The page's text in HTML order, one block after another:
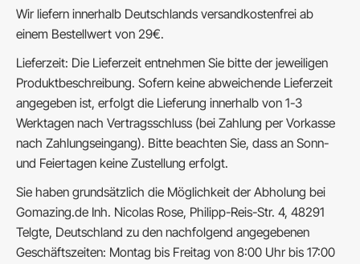
Wir liefern innerhalb Deutschlands versandkostenfrei ab
einem Bestellwert von 29€.
Lieferzeit: Die Lieferzeit entnehmen Sie bitte der jeweiligen
Produktbeschreibung. Sofern keine abweichende Lieferzeit
angegeben ist, erfolgt die Lieferung innerhalb von 1-3
Werktagen nach Vertragsschluss (bei Zahlung per Vorkasse
nach Zahlungseingang). Bitte beachten Sie, dass an Sonn-
und Feiertagen keine Zustellung erfolgt.
Sie haben grundsätzlich die Möglichkeit der Abholung bei
Gomazing.de Inh. Nicolas Rose, Philipp-Reis-Str. 4, 48291
Telgte, Deutschland zu den nachfolgend angegebenen
Geschäftszeiten: Montag bis Freitag von 8:00 Uhr bis 17:00